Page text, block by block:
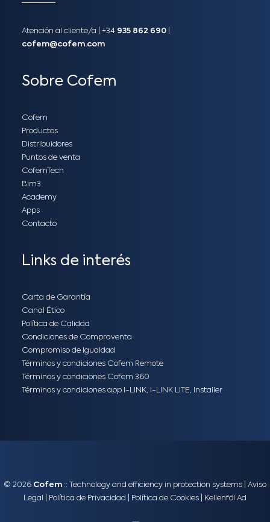
Atención al cliente/a​ | +34 935 862 690
cofem@cofem.com
Sobre Cofem
Cofem
Productos
Distribuidores
Puntos de venta
CofemTech
Bim3
Academy
Apps
Contacto
Links de interés
Carta de Garantía
Canal Ético
Política de Calidad
Condiciones de Compraventa
Compromiso de Igualdad
Términos y condiciones Cofem Remote
Términos y condiciones Cofem 360
Términos y condiciones app I-LINK, I-LINK LITE, Installer
© 2026 Cofem :: Technology and efficiency in protection systems | Aviso
Legal
Política de Privacidad Política de Cookies Kellenföl Ad